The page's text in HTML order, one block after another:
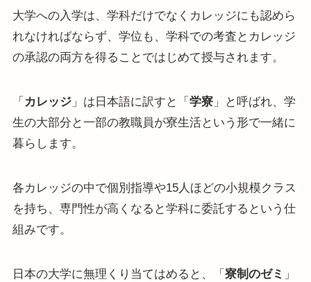
大学への入学は、学科だけでなくカレッジにも認めら
れなければならず、学位も、学科での考査とカレッジ
の承認の両方を得ることではじめて授与されます。
「 カレッジ」は日本語に訳すと「 学寮」と呼ばれ、学
生の大部分と一部の教職員が寮生活という形で一緒に
暮らします。
各カレッジの中で個別指導や15人ほどの小規模クラス
を持ち、専門性が高くなると学科に委託するという仕
組みです。
日本の大学に無理くり当てはめると、「 寮制のゼミ 」